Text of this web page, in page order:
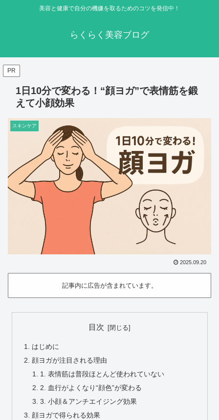
美容と健康で自分の機嫌を取るためのコツを発信中！
らくらく美容ブログ
PR
1日10分で変わる！“顔ヨガ”で表情筋を鍛
えて小顔効果
スキンケア
2025.09.20
記事内に広告が含まれています。
目次
はじめに
顔ヨガが注目される理由
1. 表情筋は普段ほとんど使われていない
2. 血行がよくなり“顔色”が変わる
3. 小顔＆アンチエイジング効果
顔ヨガで得られる効果